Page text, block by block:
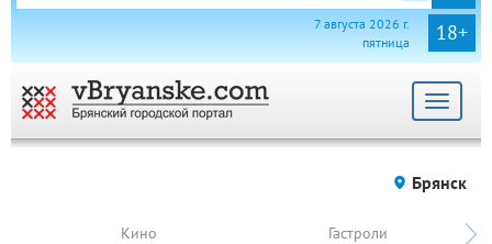
18+
7 августа 2026 г.
пятница
Toggle
Брянск
Кино Гастроли